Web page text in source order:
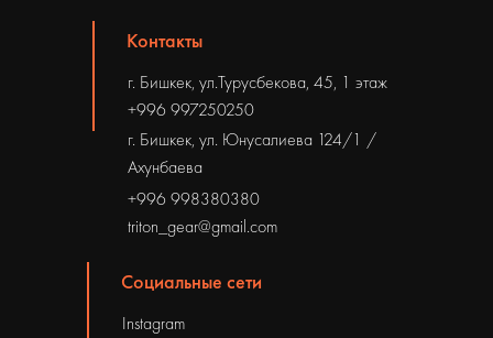
Контакты
г. Бишкек, ул.Турусбекова, 45, 1 этаж
г. Бишкек, ул. Юнусалиева 124/1 /
Ахунбаева
+996 998380380
triton_gear@gmail.com
+996 997250250
Социальные сети
Instagram